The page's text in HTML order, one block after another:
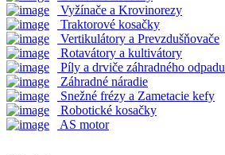
Vyžínače a Krovinorezy
Traktorové kosačky
Vertikulátory a Prevzdušňovače
Rotavátory a kultivátory
Píly a drviče záhradného odpadu
Záhradné náradie
Snežné frézy a Zametacie kefy
Robotické kosačky
AS motor